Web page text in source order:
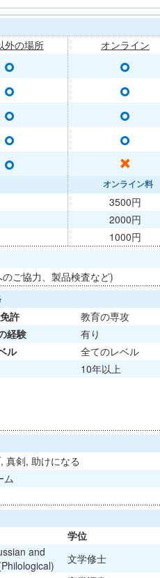
外の場所
オンライン
○ ○
○ ○
○ ○
○ ○
○ ✕
オンライン料
3500円
2000円
1000円
ご協力、製品検査など)
許
教育の専攻
経験
有り
ル
全てのレベル
10年以上
真剣, 助けになる
ム
学位
and
文学修士